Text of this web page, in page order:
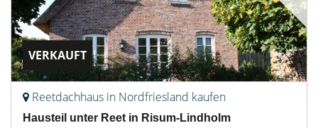
VERKAUFT
Reetdachhaus in Nordfriesland kaufen
Hausteil unter Reet in Risum-Lindholm